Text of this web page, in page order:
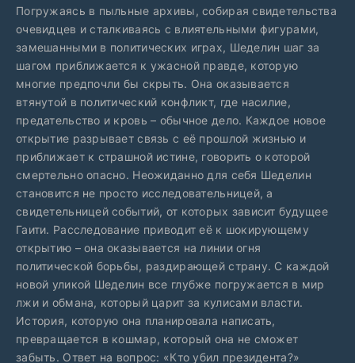
Погружаясь в пыльные архивы, собирая свидетельства
очевидцев и сталкиваясь с влиятельными фигурами,
замешанными в политических играх, Шеделин шаг за
шагом приближается к ужасной правде, которую
многие предпочли бы скрыть. Она оказывается
втянутой в политический конфликт, где насилие,
предательство и кровь – обычное дело. Каждое новое
открытие разрывает связь с её прошлой жизнью и
приближает к страшной истине, говорить о которой
смертельно опасно. Неожиданно для себя Шеделин
становится не просто исследовательницей, а
свидетельницей событий, от которых зависит будущее
Гаити. Расследование приводит её к шокирующему
открытию – она оказывается на линии огня
политической борьбы, раздирающей страну. С каждой
новой уликой Шеделин все глубже погружается в мир
лжи и обмана, который царит за кулисами власти.
История, которую она планировала написать,
превращается в кошмар, который она не сможет
забыть. Ответ на вопрос: «Кто убил президента?»